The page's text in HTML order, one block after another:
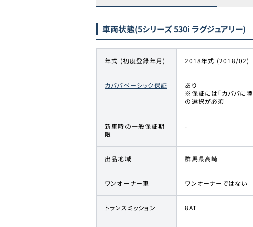
車両状態(5シリーズ 530i ラグジュアリー)
年式 (初度登録年月) 2018年式 (2018/02)
カババベーシック保証
あり
※保証には「カババに
の選択が必須
新車時の一般保証期
限
-
出品地域 群馬県高崎
ワンオーナー車 ワンオーナーではない
トランスミッション 8AT